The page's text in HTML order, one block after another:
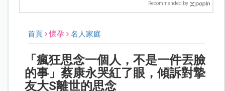
Recommended by
首頁 懷孕 名人家庭
「瘋狂思念一個人，不是一件丟臉
的事」蔡康永哭紅了眼，傾訴對摯
友大S離世的思念